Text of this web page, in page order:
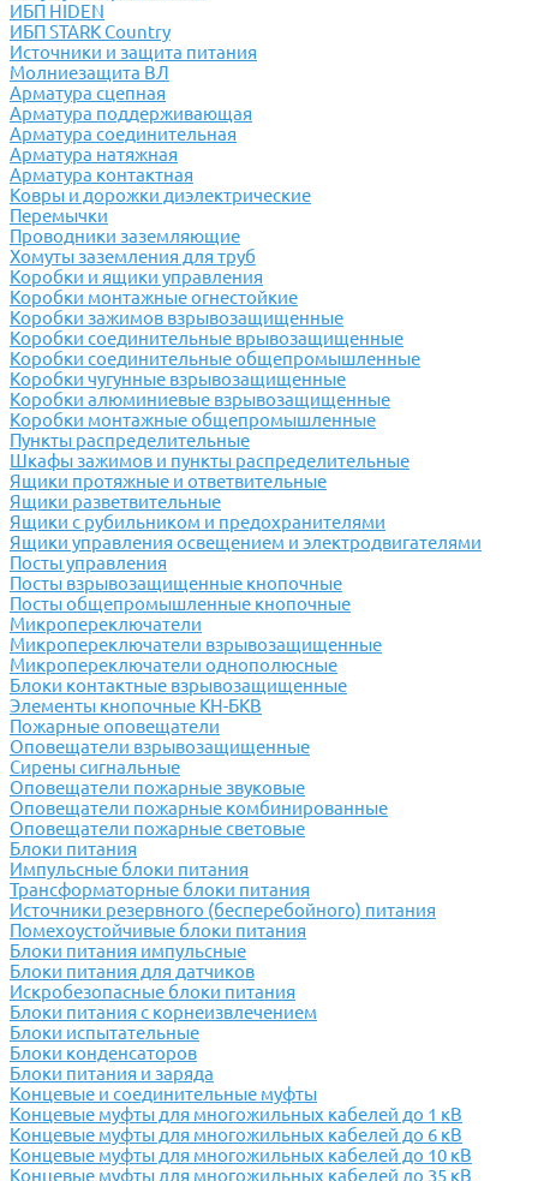
ИБП HIDEN
ИБП STARK Country
Источники и защита питания
Молниезащита ВЛ
Арматура сцепная
Арматура поддерживающая
Арматура соединительная
Арматура натяжная
Арматура контактная
Ковры и дорожки диэлектрические
Перемычки
Проводники заземляющие
Хомуты заземления для труб
Коробки и ящики управления
Коробки монтажные огнестойкие
Коробки зажимов взрывозащищенные
Коробки соединительные врывозащищенные
Коробки соединительные общепромышленные
Коробки чугунные взрывозащищенные
Коробки алюминиевые взрывозащищенные
Коробки монтажные общепромышленные
Пункты распределительные
Шкафы зажимов и пункты распределительные
Ящики протяжные и ответвительные
Ящики разветвительные
Ящики с рубильником и предохранителями
Ящики управления освещением и электродвигателями
Посты управления
Посты взрывозащищенные кнопочные
Посты общепромышленные кнопочные
Микропереключатели
Микропереключатели взрывозащищенные
Микропереключатели однополюсные
Блоки контактные взрывозащищенные
Элементы кнопочные КН-БКВ
Пожарные оповещатели
Оповещатели взрывозащищенные
Сирены сигнальные
Оповещатели пожарные звуковые
Оповещатели пожарные комбинированные
Оповещатели пожарные световые
Блоки питания
Импульсные блоки питания
Трансформаторные блоки питания
Источники резервного (бесперебойного) питания
Помехоустойчивые блоки питания
Блоки питания импульсные
Блоки питания для датчиков
Искробезопасные блоки питания
Блоки питания с корнеизвлечением
Блоки испытательные
Блоки конденсаторов
Блоки питания и заряда
Концевые и соединительные муфты
Концевые муфты для многожильных кабелей до 1 кВ
Концевые муфты для многожильных кабелей до 6 кВ
Концевые муфты для многожильных кабелей до 10 кВ
Концевые муфты для многожильных кабелей до 35 кВ